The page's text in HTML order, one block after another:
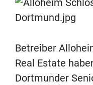
Betreiber
Real Estate
Dortmunder